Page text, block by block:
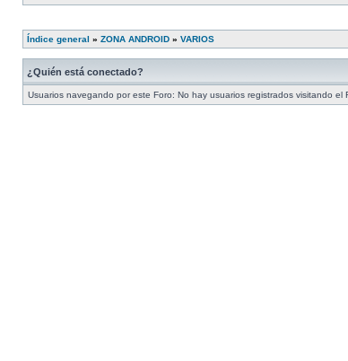
Índice general » ZONA ANDROID » VARIOS
¿Quién está conectado?
Usuarios navegando por este Foro: No hay usuarios registrados visitando el